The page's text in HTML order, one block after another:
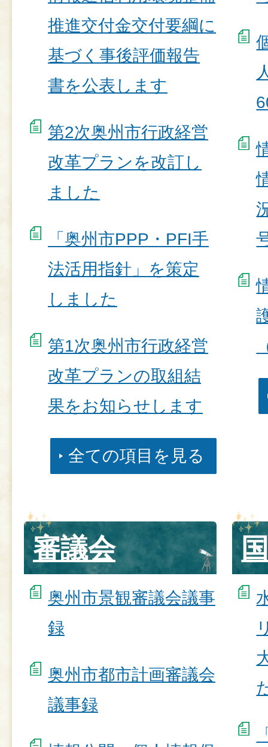
推進交付金交付要綱に
基づく事後評価報告
書を公表します
第2次奥州市行政経営
改革プランを改訂し
ました
「奥州市PPP・PFI手
法活用指針」を策定
しました
第1次奥州市行政経営
改革プランの取組結
果をお知らせします
全ての項目を見る
審議会
奥州市景観審議会議事
録
奥州市都市計画審議会
議事録